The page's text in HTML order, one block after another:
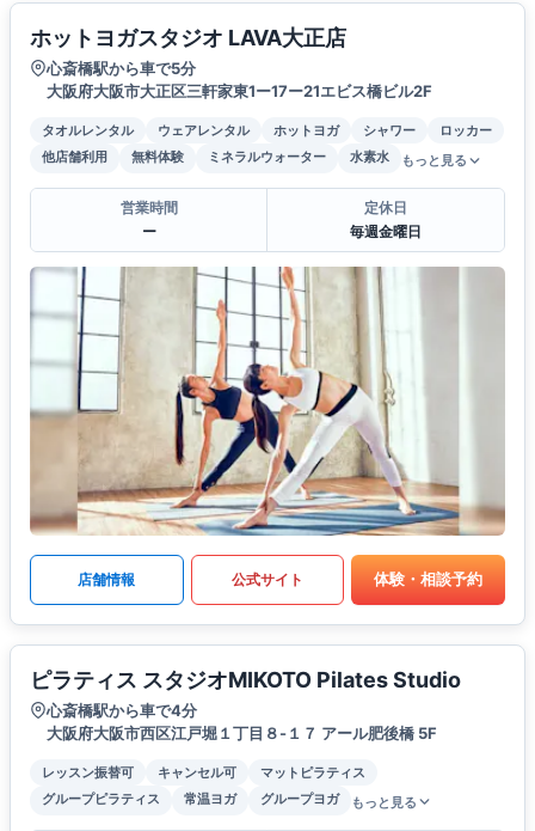
ホットヨガスタジオ LAVA大正店
心斎橋駅から車で5分
大阪府大阪市大正区三軒家東1ー17ー21エビス橋ビル2F
タオルレンタル ウェアレンタル ホットヨガ シャワー
ロッカー
他店舗利用
無料体験 ミネラルウォーター 水素水 もっと見る
営業時間
ー
定休日
毎週金曜日
店舗情報 公式サイト 体験・相談予約
ピラティス スタジオMIKOTO Pilates Studio
心斎橋駅から車で4分
大阪府大阪市西区江戸堀１丁目８-１７ アール肥後橋 5F
レッスン振替可 キャンセル可
マットピラティス
グループピラティス
常温ヨガ グループヨガ もっと見る